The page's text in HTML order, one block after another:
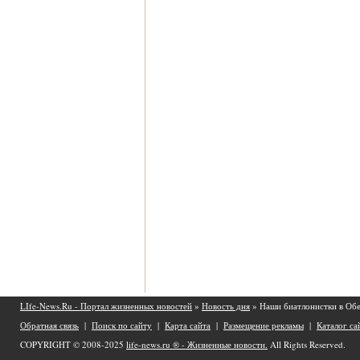
LIfe-News.Ru - Портал жизненных новостей » Новость дня » Наши биатлонистки в
Обратная связь | Поиск по сайту | Карта сайта | Размещение рекламы | Каталог
COPYRIGHT © 2008-2025 life-news.ru ® - Жизненные новости. All Rights Reserved.